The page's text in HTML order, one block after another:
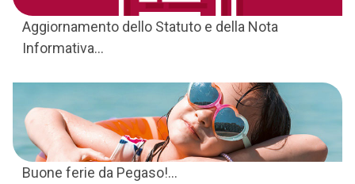
Aggiornamento dello Statuto e della Nota
Informativa...
Buone ferie da Pegaso!...